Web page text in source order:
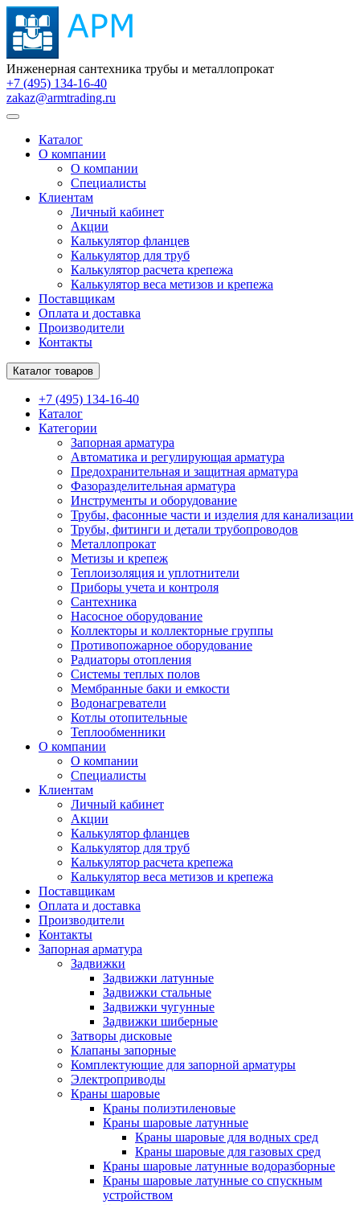
Инженерная сантехника трубы и металлопрокат
+7 (495) 134-16-40
zakaz@armtrading.ru
Каталог
О компании
О компании
Специалисты
Клиентам
Личный кабинет
Акции
Калькулятор фланцев
Калькулятор для труб
Калькулятор расчета крепежа
Калькулятор веса метизов и крепежа
Поставщикам
Оплата и доставка
Производители
Контакты
Каталог товаров
+7 (495) 134-16-40
Каталог
Категории
Запорная арматура
Автоматика и регулирующая арматура
Предохранительная и защитная арматура
Фазоразделительная арматура
Инструменты и оборудование
Трубы, фасонные части и изделия для канализации
Трубы, фитинги и детали трубопроводов
Металлопрокат
Метизы и крепеж
Теплоизоляция и уплотнители
Приборы учета и контроля
Сантехника
Насосное оборудование
Коллекторы и коллекторные группы
Противопожарное оборудование
Радиаторы отопления
Системы теплых полов
Мембранные баки и емкости
Водонагреватели
Котлы отопительные
Теплообменники
О компании
О компании
Специалисты
Клиентам
Личный кабинет
Акции
Калькулятор фланцев
Калькулятор для труб
Калькулятор расчета крепежа
Калькулятор веса метизов и крепежа
Поставщикам
Оплата и доставка
Производители
Контакты
Запорная арматура
Задвижки
Задвижки латунные
Задвижки стальные
Задвижки чугунные
Задвижки шиберные
Затворы дисковые
Клапаны запорные
Комплектующие для запорной арматуры
Электроприводы
Краны шаровые
Краны полиэтиленовые
Краны шаровые латунные
Краны шаровые для водных сред
Краны шаровые для газовых сред
Краны шаровые латунные водоразборные
Краны шаровые латунные со спускным
устройством